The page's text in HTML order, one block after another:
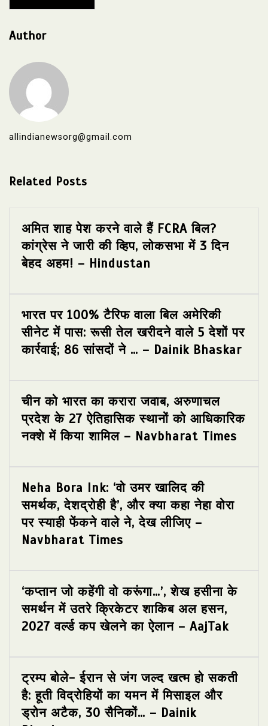
Author
allindianewsorg@gmail.com
Related Posts
अमित शाह पेश करने वाले हैं FCRA बिल?
कांग्रेस ने जारी की व्हिप, लोकसभा में 3 दिन
बेहद अहम! – Hindustan
भारत पर 100% टैरिफ वाला बिल अमेरिकी
सीनेट में पास: रूसी तेल खरीदने वाले 5 देशों पर
कार्रवाई; 86 सांसदों ने … – Dainik Bhaskar
चीन को भारत का करारा जवाब, अरुणाचल
प्रदेश के 27 ऐतिहासिक स्थानों को आधिकारिक
नक्शे में किया शामिल – Navbharat Times
Neha Bora Ink: ‘वो उमर खालिद की
समर्थक, देशद्रोही है’, और क्या कहा नेहा वोरा
पर स्याही फेंकने वाले ने, देख लीजिए –
Navbharat Times
‘कप्तान जो कहेंगी वो करूंगा…’, शेख हसीना के
समर्थन में उतरे क्रिकेटर शाकिब अल हसन,
2027 वर्ल्ड कप खेलने का ऐलान – AajTak
ट्रम्प बोले- ईरान से जंग जल्द खत्म हो सकती
है: हूती विद्रोहियों का यमन में मिसाइल और
ड्रोन अटैक, 30 सैनिकों… – Dainik